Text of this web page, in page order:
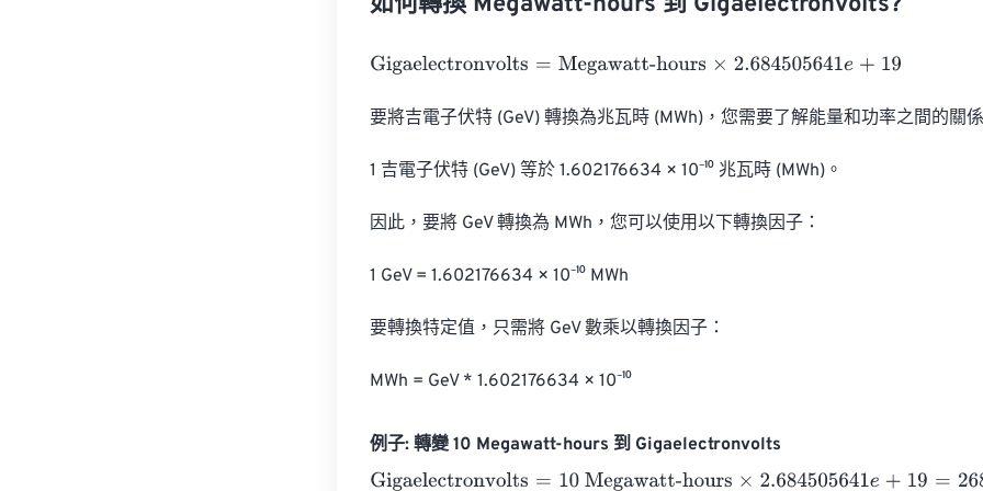
Gigaelectronvolts=Megawatt-hours×2.684505641e+19
要將吉電子伏特 (GeV) 轉換為兆瓦時 (MWh)，您需要了解能量和功率之間的關係
1 吉電子伏特 (GeV) 等於 1.602176634 × 10⁻¹⁰ 兆瓦時 (MWh)。
因此，要將 GeV 轉換為 MWh，您可以使用以下轉換因子：
1 GeV = 1.602176634 × 10⁻¹⁰ MWh
要轉換特定值，只需將 GeV 數乘以轉換因子：
MWh = GeV * 1.602176634 × 10⁻¹⁰
例子: 轉變 10 Megawatt-hours 到 Gigaelectronvolts
Gigaelectronvolts=10 Megawatt-hours×2.684505641e+19=